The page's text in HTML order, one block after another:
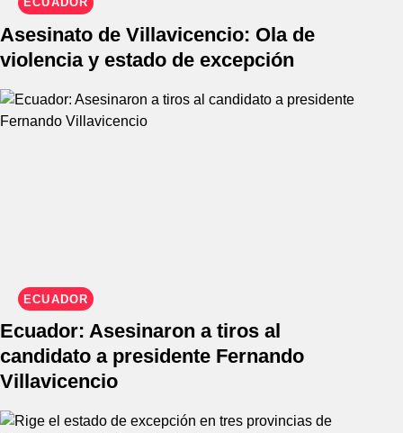
Asesinato de Villavicencio: Ola de
violencia y estado de excepción
ECUADOR
Ecuador: Asesinaron a tiros al
candidato a presidente Fernando
Villavicencio